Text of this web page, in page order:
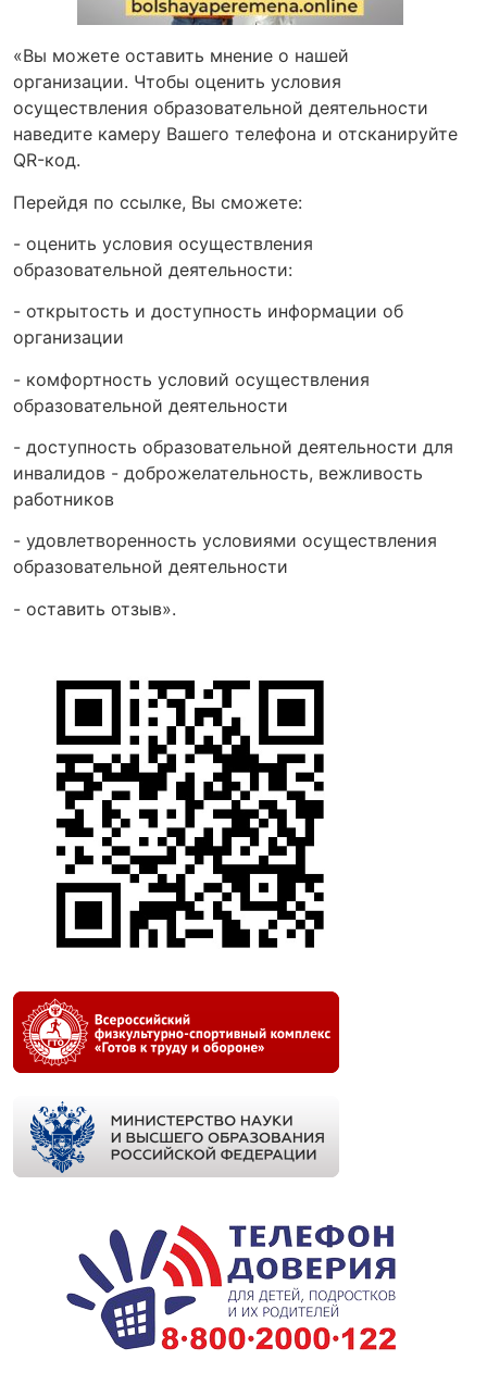
«Вы можете оставить мнение о нашей
организации. Чтобы оценить условия
осуществления образовательной деятельности
наведите камеру Вашего телефона и отсканируйте
QR-код.
Перейдя по ссылке, Вы сможете:
- оценить условия осуществления
образовательной деятельности:
- открытость и доступность информации об
организации
- комфортность условий осуществления
образовательной деятельности
- доступность образовательной деятельности для
инвалидов - доброжелательность, вежливость
работников
- удовлетворенность условиями осуществления
образовательной деятельности
- оставить отзыв».